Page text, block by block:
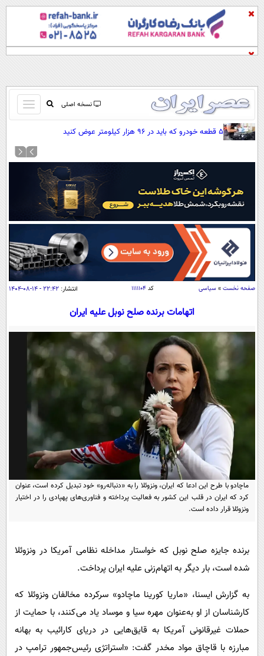
نسخه اصلی
باز
و
کردن
صفحه اول
آرشیو
نظرسنجی
آب و هوا
اوقات شرعی
سواد زندگی
اقتصاد
اقتصادی
جامعه
سلامت
یک برش دانایی
محیط زیست
سفر و تفریح
سیاست خارجی
فرهنگ و هنر
علم و دانش
فناوری و It
علمی
اخبار کریپتو
قرآن
گوناگون
سرگرمی
باشگاه مغز
مجله تصویری سلاح
فیلم
ورزش
فناوری
حوادث
عصر ایران 2
خواندنی ها و دیدنی ها
روانشناسی
آشپزی
دانلود
آموزش زبان
۵ قطعه خودرو که باید در ۹۶ هزار کیلومتر عوض کنید
صفحه نخست » سیاسی کد۱۱۱۱۱۰۴ انتشار: ۲۲:۴۲ - ۱۴-۰۸-۱۴۰۴
اتهامات برنده صلح نوبل علیه ایران
ماچادو با طرح این ادعا که ایران، ونزوئلا را به «دنباله‌رو» خود تبدیل کرده است، عنوان
کرد که ایران در قلب این کشور به فعالیت پرداخته و فناوری‌های پهپادی را در اختیار
ونزوئلا قرار داده است.
برنده جایزه صلح نوبل که خواستار مداخله نظامی آمریکا در ونزوئلا
شده است، بار دیگر به اتهام‌زنی علیه ایران پرداخت.
به گزارش ایسنا، «ماریا کورینا ماچادو» سرکرده مخالفان ونزوئلا که
کارشناسان از او به‌عنوان مهره سیا و موساد یاد می‌کنند، با حمایت از
حملات غیرقانونی آمریکا به قایق‌هایی در دریای کارائیب به بهانه
مبارزه با قاچاق مواد مخدر گفت: «استراتژی رئیس‌جمهور ترامپ در